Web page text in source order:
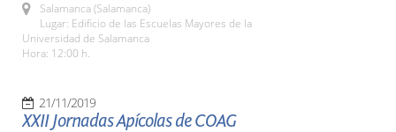
Salamanca (Salamanca)
Lugar: Edificio de las Escuelas Mayores de la
Universidad de Salamanca
Hora: 12:00 h.
21/11/2019
XXII Jornadas Apícolas de COAG